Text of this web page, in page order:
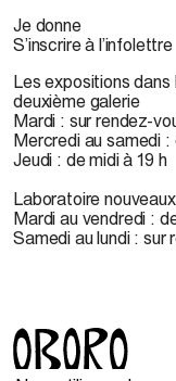
Je donne
S’inscrire à l’infolettre
Les expositions
deuxième galerie
Mardi : sur rendez-
Mercredi au samedi :
Jeudi : de midi à 19 h
Laboratoire
Mardi au vendredi :
Samedi au lundi : sur